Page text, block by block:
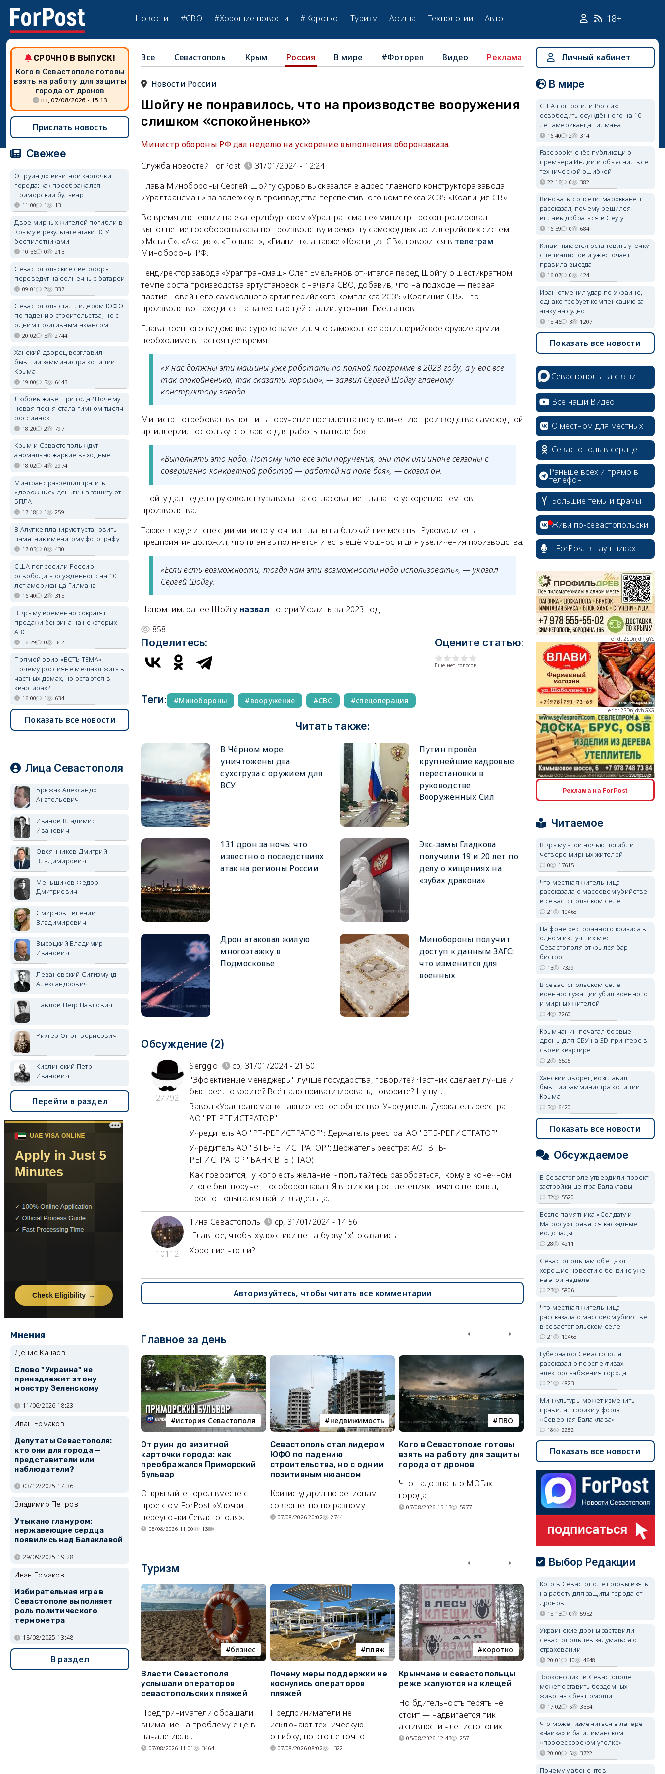
Новости #СВО #Хорошие новости #Коротко Туризм Афиша Технологии Авто 18+
Все Севастополь Крым Россия В мире #Фотореп Видео Реклама
Новости России
Шойгу не понравилось, что на производстве вооружения
слишком «спокойненько»
Министр обороны РФ дал неделю на ускорение выполнения оборонзаказа.
Служба новостей ForPost
31/01/2024 - 12:24
Глава Минобороны Сергей Шойгу сурово высказался в адрес главного конструктора завода
«Уралтрансмаш» за задержку в производстве перспективного комплекса 2С35 «Коалиция СВ».
Во время инспекции на екатеринбургском «Уралтрансмаше» министр проконтролировал
выполнение гособоронзаказа по производству и ремонту самоходных артиллерийских систем
«Мста-С», «Акация», «Тюльпан», «Гиацинт», а также «Коалиция-СВ», говорится в телеграм
Минобороны РФ.
Гендиректор завода «Уралтрансмаш» Олег Емельянов отчитался перед Шойгу о шестикратном
темпе роста производства артустановок с начала СВО, добавив, что на подходе — первая
партия новейшего самоходного артиллерийского комплекса 2С35 «Коалиция СВ». Его
производство находится на завершающей стадии, уточнил Емельянов.
Глава военного ведомства сурово заметил, что самоходное артиллерийское оружие армии
необходимо в настоящее время.
«У нас должны эти машины уже работать по полной программе в 2023 году, а у вас всё
так спокойненько, так сказать, хорошо», — заявил Сергей Шойгу главному
конструктору завода.
Министр потребовал выполнить поручение президента по увеличению производства самоходной
артиллерии, поскольку это важно для работы на поле боя.
«Выполнять это надо. Потому что все эти поручения, они так или иначе связаны с
совершенно конкретной работой — работой на поле боя», — сказал он.
Шойгу дал неделю руководству завода на согласование плана по ускорению темпов
производства.
Также в ходе инспекции министр уточнил планы на ближайшие месяцы. Руководитель
предприятия доложил, что план выполняется и есть ещё мощности для увеличения производства.
«Если есть возможности, тогда нам эти возможности надо использовать», — указал
Сергей Шойгу.
Напомним, ранее Шойгу назвал потери Украины за 2023 год.
858
Поделитесь: Оцените статью:
Еще нет голосов
Теги: Минобороны вооружение СВО спецоперация
Читать также:
В Чёрном море
уничтожены два
сухогруза с оружием для
ВСУ
Путин провёл
крупнейшие кадровые
перестановки в
руководстве
Вооружённых Сил
131 дрон за ночь: что
известно о последствиях
атак на регионы России
Экс-замы Гладкова
получили 19 и 20 лет по
делу о хищениях на
«зубах дракона»
Дрон атаковал жилую
многоэтажку в
Подмосковье
Минобороны получит
доступ к данным ЗАГС:
что изменится для
военных
Обсуждение (2)
27792
Serggio
ср, 31/01/2024 - 21:50
"Эффективные менеджеры" лучше государства, говорите? Частник сделает лучше и
быстрее, говорите? Всё надо приватизировать, говорите? Ну-ну....
Завод «Уралтрансмаш» - акционерное общество. Учредитель: Держатель реестра:
АО "РТ-РЕГИСТРАТОР".
Учредитель АО "РТ-РЕГИСТРАТОР": Держатель реестра: АО "ВТБ-РЕГИСТРАТОР".
Учредитель АО "ВТБ-РЕГИСТРАТОР": Держатель реестра: АО "ВТБ-
РЕГИСТРАТОР" БАНК ВТБ (ПАО).
Как говорится, у кого есть желание - попытайтесь разобраться, кому в конечном
итоге был поручен гособоронзаказ. Я в этих хитросплетениях ничего не понял,
просто попытался найти владельца.
10112
Тина Севастополь
ср, 31/01/2024 - 14:56
Главное, чтобы художники не на букву "х" оказались
Хорошие что ли?
Авторизуйтесь, чтобы читать все комментарии
Главное за день
история Севастополя
От руин до визитной
карточки города: как
преображался Приморский
бульвар
Открывайте город вместе с
проектом ForPost «Улочки-
переулочки Севастополя».
08/08/2026 11:00 13
недвижимость
Севастополь стал лидером
ЮФО по падению
строительства, но с одним
позитивным нюансом
Кризис ударил по регионам
совершенно по-разному.
07/08/2026 20:02 2744
ПВО
Кого в Севастополе готовы
взять на работу для защиты
города от дронов
Что надо знать о МОГах
города.
07/08/2026 15:13 5977
Украинский БЭК выгнал
отдыхающих с пляжей Ялты
Людей эвакуируют с
набережной крымского
курорта, проводится
разминирование.
Туризм
бизнес
Власти Севастополя
услышали операторов
севастопольских пляжей
Предприниматели обращали
внимание на проблему еще в
начале июля.
07/08/2026 11:01 3464
пляж
Почему меры поддержки не
коснулись операторов
пляжей
Предприниматели не
исключают техническую
ошибку, но это не точно.
07/08/2026 08:02 1322
коротко
Крымчане и севастопольцы
реже жалуются на клещей
Но бдительность терять не
стоит — надвигается пик
активности членистоногих.
05/08/2026 12:43 257
В Севастополе утвердили
проект застройки центра
Балаклавы
Там появится туристический
квартал с отелями и
парковками.
05/08/2026 08:01 5520
СРОЧНО В ВЫПУСК!
Кого в Севастополе готовы
взять на работу для защиты
города от дронов
пт, 07/08/2026 - 15:13
Прислать новость
Свежее
От руин до визитной карточки
города: как преображался
Приморский бульвар
11:00 1 13
Двое мирных жителей погибли в
Крыму в результате атаки ВСУ
беспилотниками
10:36 0 213
Севастопольские светофоры
переведут на солнечные батареи
09:01 2 337
Севастополь стал лидером ЮФО
по падению строительства, но с
одним позитивным нюансом
20:02 5 2744
Ханский дворец возглавил
бывший замминистра юстиции
Крыма
19:00 5 6443
Любовь живёт три года? Почему
новая песня стала гимном тысяч
россиянок
18:20 2 797
Крым и Севастополь ждут
аномально жаркие выходные
18:02 4 2974
Минтранс разрешил тратить
«дорожные» деньги на защиту от
БПЛА
17:18 1 259
В Алупке планируют установить
памятник именитому фотографу
17:05 0 430
США попросили Россию
освободить осуждённого на 10
лет американца Гилмана
16:40 2 315
В Крыму временно сократят
продажи бензина на некоторых
АЗС
16:29 0 342
Прямой эфир «ЕСТЬ ТЕМА».
Почему россияне мечтают жить в
частных домах, но остаются в
квартирах?
16:00 1 634
Показать все новости
Лица Севастополя
Брыжак Александр
Анатольевич
Иванов Владимир
Иванович
Овсянников Дмитрий
Владимирович
Меньшиков Федор
Дмитриевич
Смирнов Евгений
Владимирович
Высоцкий Владимир
Иванович
Леваневский Сигизмунд
Александрович
Павлов Петр Павлович
Рихтер Оттон Борисович
Кислинский Петр
Иванович
Перейти в раздел
Мнения
Денис Канаев
Слово "Украина" не
принадлежит этому
монстру Зеленскому
11/06/2026 18:23
Иван Ермаков
Депутаты Севастополя:
кто они для города —
представители или
наблюдатели?
03/12/2025 17:36
Владимир Петров
Утыкано гламуром:
нержавеющие сердца
появились над Балаклавой
29/09/2025 19:28
Иван Ермаков
Избирательная игра в
Севастополе выполняет
роль политического
термометра
18/08/2025 13:48
В раздел
Личный кабинет
В мире
США попросили Россию
освободить осуждённого на 10
лет американца Гилмана
16:40 2 314
Facebook* снёс публикацию
премьера Индии и объяснил всё
технической ошибкой
22:16 0 382
Виноваты соцсети: марокканец
рассказал, почему решился
вплавь добраться в Сеуту
16:59 0 684
Китай пытается остановить утечку
специалистов и ужесточает
правила выезда
16:07 0 424
Иран отменил удар по Украине,
однако требует компенсацию за
атаку на судно
15:46 3 1207
Показать все новости
Севастополь на связи
Все наши Видео
О местном для местных
Севастополь в сердце
Раньше всех и прямо в
телефон
Большие темы и драмы
Живи по-севастопольски
ForPost в наушниках
erid: 2SDnjdPjgYS
erid: 2SDnjdvhGXG
erid: 2SDnjcLUypt
erid: 2SDnjcrDNw6
erid: 2SDnjdvhGXG
Реклама на ForPost
Читаемое
В Крыму этой ночью погибли
четверо мирных жителей
0 17615
Что местная жительница
рассказала о массовом убийстве
в севастопольском селе
21 10468
На фоне ресторанного кризиса в
одном из лучших мест
Севастополя открылся бар-
бистро
13 7329
В севастопольском селе
военнослужащий убил военного
и мирных жителей
4 7260
Крымчанин печатал боевые
дроны для СБУ на 3D-принтере в
своей квартире
2 6505
Ханский дворец возглавил
бывший замминистра юстиции
Крыма
5 6420
Показать все новости
Обсуждаемое
В Севастополе утвердили проект
застройки центра Балаклавы
32 5520
Возле памятника «Солдату и
Матросу» появятся каскадные
водопады
28 4211
Севастопольцам обещают
хорошие новости о бензине уже
на этой неделе
23 5806
Что местная жительница
рассказала о массовом убийстве
в севастопольском селе
21 10468
Губернатор Севастополя
рассказал о перспективах
электроснабжения города
21 4823
Минкультуры может изменить
правила стройки у форта
«Северная Балаклава»
18 2282
Показать все новости
Выбор Редакции
Кого в Севастополе готовы взять
на работу для защиты города от
дронов
15:13 0 5952
Украинские дроны заставили
севастопольцев задуматься о
страховании
20:01 10 4648
Зооконфликт в Севастополе
может оставить бездомных
животных без помощи
17:02 6 3354
Что может измениться в лагере
«Чайка» и батилиманском
«профессорском уголке»
20:00 5 3722
Почему у абонентов